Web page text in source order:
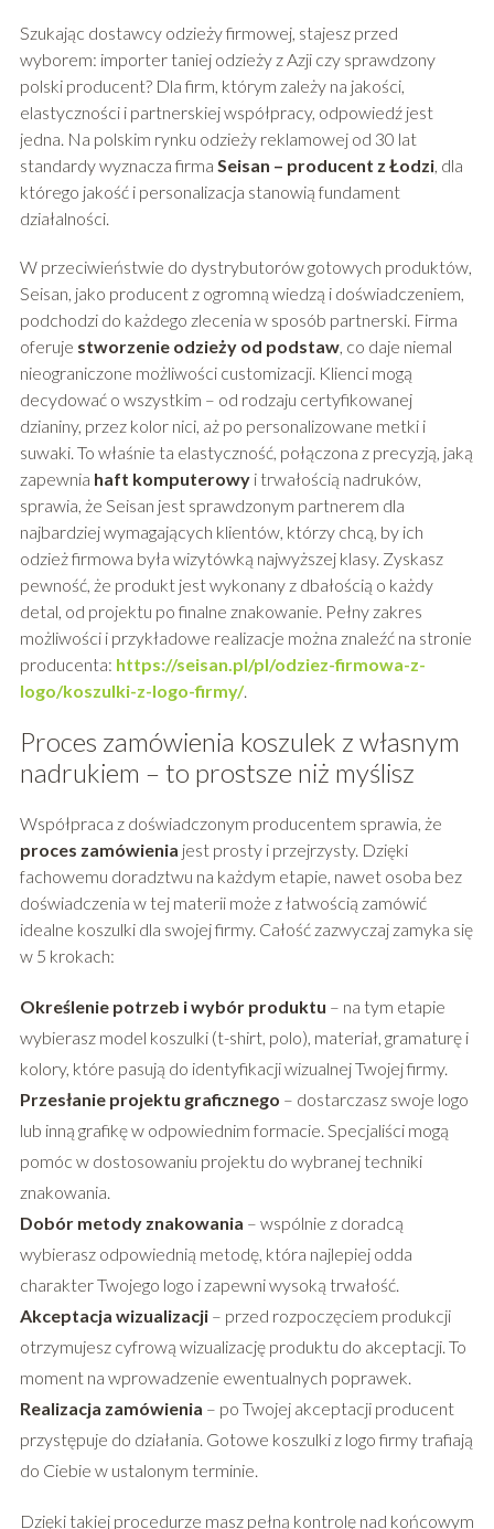
Szukając dostawcy odzieży firmowej, stajesz przed
wyborem: importer taniej odzieży z Azji czy sprawdzony
polski producent? Dla firm, którym zależy na jakości,
elastyczności i partnerskiej współpracy, odpowiedź jest
jedna. Na polskim rynku odzieży reklamowej od 30 lat
standardy wyznacza firma Seisan – producent z Łodzi, dla
którego jakość i personalizacja stanowią fundament
działalności.
W przeciwieństwie do dystrybutorów gotowych produktów,
Seisan, jako producent z ogromną wiedzą i doświadczeniem,
podchodzi do każdego zlecenia w sposób partnerski. Firma
oferuje stworzenie odzieży od podstaw, co daje niemal
nieograniczone możliwości customizacji. Klienci mogą
decydować o wszystkim – od rodzaju certyfikowanej
dzianiny, przez kolor nici, aż po personalizowane metki i
suwaki. To właśnie ta elastyczność, połączona z precyzją, jaką
zapewnia haft komputerowyi trwałością nadruków,
sprawia, że Seisan jest sprawdzonym partnerem dla
najbardziej wymagających klientów, którzy chcą, by ich
odzież firmowa była wizytówką najwyższej klasy. Zyskasz
pewność, że produkt jest wykonany z dbałością o każdy
detal, od projektu po finalne znakowanie. Pełny zakres
możliwości i przykładowe realizacje można znaleźć na stronie
producenta: https://seisan.pl/pl/odziez-firmowa-z-
logo/koszulki-z-logo-firmy/.
Proces zamówienia koszulek z własnym
nadrukiem – to prostsze niż myślisz
Współpraca z doświadczonym producentem sprawia, że
proces zamówienia jest prosty i przejrzysty. Dzięki
fachowemu doradztwu na każdym etapie, nawet osoba bez
doświadczenia w tej materii może z łatwością zamówić
idealne koszulki dla swojej firmy. Całość zazwyczaj zamyka się
w 5 krokach:
Określenie potrzeb i wybór produktu – na tym etapie
wybierasz model koszulki (t-shirt, polo), materiał, gramaturę i
kolory, które pasują do identyfikacji wizualnej Twojej firmy.
Przesłanie projektu graficznego – dostarczasz swoje logo
lub inną grafikę w odpowiednim formacie. Specjaliści mogą
pomóc w dostosowaniu projektu do wybranej techniki
znakowania.
Dobór metody znakowania – wspólnie z doradcą
wybierasz odpowiednią metodę, która najlepiej odda
charakter Twojego logo i zapewni wysoką trwałość.
Akceptacja wizualizacji– przed rozpoczęciem produkcji
otrzymujesz cyfrową wizualizację produktu do akceptacji. To
moment na wprowadzenie ewentualnych poprawek.
Realizacja zamówienia – po Twojej akceptacji producent
przystępuje do działania. Gotowe koszulki z logo firmy trafiają
do Ciebie w ustalonym terminie.
Dzięki takiej procedurze masz pełną kontrolę nad końcowym